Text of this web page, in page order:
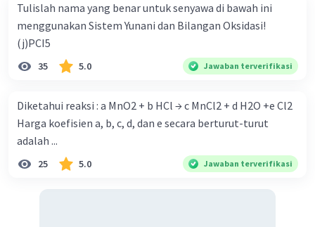
Tulislah nama yang benar untuk senyawa di bawah ini
menggunakan Sistem Yunani dan Bilangan Oksidasi!
(j)PCI5
35 5.0 Jawaban terverifikasi
Diketahui reaksi : a MnO2 + b HCl → c MnCl2 + d H2O +e Cl2
Harga koefisien a, b, c, d, dan e secara berturut-turut
adalah ...
25 5.0 Jawaban terverifikasi